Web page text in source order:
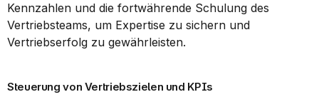
Kennzahlen und die fortwährende Schulung des
Vertriebsteams, um Expertise zu sichern und
Vertriebserfolg zu gewährleisten.
Steuerung von Vertriebszielen und KPIs